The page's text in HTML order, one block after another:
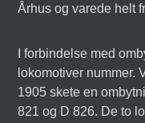
Århus og varede helt
I forbindelse med
lokomotiver nummer.
1905 skete en
821 og D 826. De to